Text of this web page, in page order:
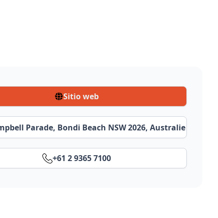
Sitio web
Parade, Bondi Beach NSW 2026, Australie
+61 2 9365 7100